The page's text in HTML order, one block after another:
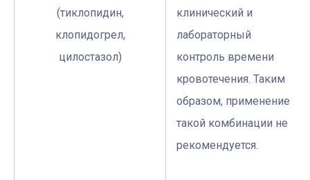
(тиклопидин,
клопидогрел,
цилостазол)
клинический и
лабораторный
контроль времени
кровотечения. Таким
образом, применение
такой комбинации не
рекомендуется.